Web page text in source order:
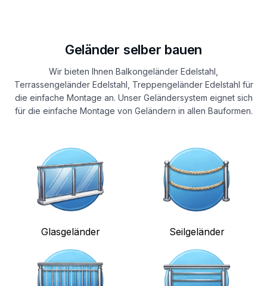
Geländer selber bauen
Wir bieten Ihnen Balkongeländer Edelstahl,
Terrassengeländer Edelstahl, Treppengeländer Edelstahl für
die einfache Montage an. Unser Geländersystem eignet sich
für die einfache Montage von Geländern in allen Bauformen.
Glasgeländer Seilgeländer